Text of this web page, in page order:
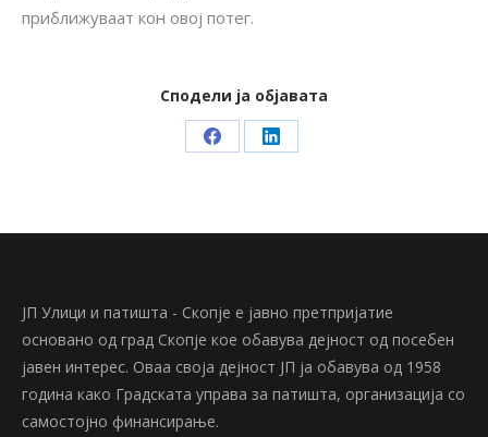
приближуваат кон овој потег.
Сподели ја објавата
Share Share
ЈП Улици и патишта - Скопје е јавно претпријатие
основано од град Скопје кое обавува дејност од посебен
јавен интерес. Оваа своја дејност ЈП ја обавува од 1958
година како Градската управа за патишта, организација со
самостојно финансирање.